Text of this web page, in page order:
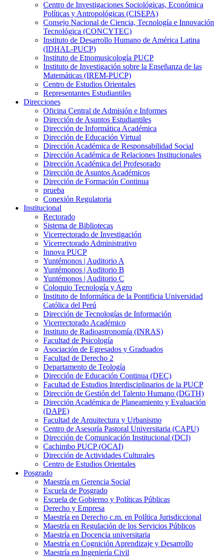
Centro de Investigaciones Sociológicas, Económica
Políticas y Antropológicas (CISEPA)
Consejo Nacional de Ciencia, Tecnología e Innovación
Tecnológica (CONCYTEC)
Instituto de Desarrollo Humano de América Latina
(IDHAL-PUCP)
Instituto de Etnomusicología PUCP
Instituto de Investigación sobre la Enseñanza de las
Matemáticas (IREM-PUCP)
Centro de Estudios Orientales
Representantes Estudiantiles
Direcciones
Oficina Central de Admisión e Informes
Dirección de Asuntos Estudiantiles
Dirección de Informática Académica
Dirección de Educación Virtual
Dirección Académica de Responsabilidad Social
Dirección Académica de Relaciones Institucionales
Dirección Académica del Profesorado
Dirección de Asuntos Académicos
Dirección de Formación Continua
prueba
Conexión Regulatoria
Institucional
Rectorado
Sistema de Bibliotecas
Vicerrectorado de Investigación
Vicerrectorado Administrativo
Innova PUCP
Yuntémonos | Auditorio A
Yuntémonos | Auditorio B
Yuntémonos | Auditorio C
Coloquio Tecnología y Agro
Instituto de Informática de la Pontificia Universidad
Católica del Perú
Dirección de Tecnologías de Información
Vicerrectorado Académico
Instituto de Radioastronomía (INRAS)
Facultad de Psicología
Asociación de Egresados y Graduados
Facultad de Derecho 2
Departamento de Teología
Dirección de Educación Continua (DEC)
Facultad de Estudios Interdisciplinarios de la PUCP
Dirección de Gestión del Talento Humano (DGTH)
Dirección Académica de Planeamiento y Evaluación
(DAPE)
Facultad de Arquitectura y Urbanismo
Centro de Asesoría Pastoral Universitaria (CAPU)
Dirección de Comunicación Institucional (DCI)
Cachimbo PUCP (OCAI)
Dirección de Actividades Culturales
Centro de Estudios Orientales
Posgrado
Maestría en Gerencia Social
Escuela de Posgrado
Escuela de Gobierno y Políticas Públicas
Derecho y Empresa
Maestría en Derecho c.m. en Política Jurisdiccional
Maestría en Regulación de los Servicios Públicos
Maestría en Docencia universitaria
Maestría en Cognición Aprendizaje y Desarrollo
Maestría en Ingeniería Civil